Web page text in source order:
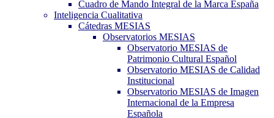
Cuadro de Mando Integral de la Marca España
Inteligencia Cualitativa
Cátedras MESIAS
Observatorios MESIAS
Observatorio MESIAS de
Patrimonio Cultural Español
Observatorio MESIAS de Calidad
Institucional
Observatorio MESIAS de Imagen
Internacional de la Empresa
Española